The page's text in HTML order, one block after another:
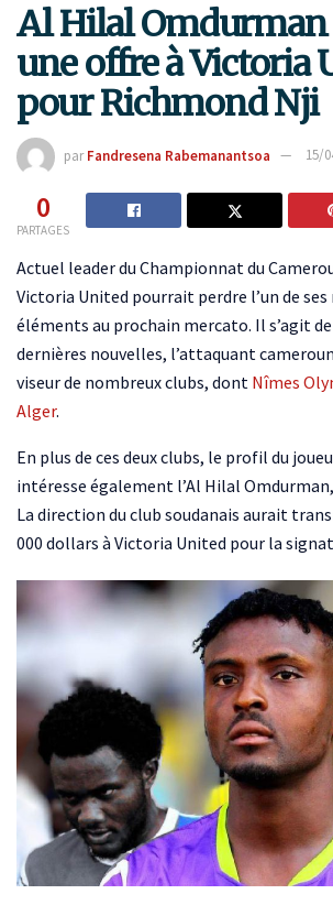
Al Hilal Omdurman
une offre à Victoria
pour Richmond Nji
par Fandresena Rabemanantsoa 15/
0
PARTAGES
Actuel leader du Championnat du
Victoria United pourrait perdre l’un de
éléments au prochain mercato. Il s’agit de
dernières nouvelles, l’attaquant
viseur de nombreux clubs, dont Nîmes
Alger.
En plus de ces deux clubs, le profil du
intéresse également l’Al Hilal Omdurman,
La direction du club soudanais aurait
000 dollars à Victoria United pour la